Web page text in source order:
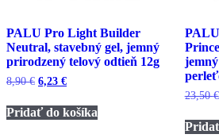
PALU Pro Light Builder
Neutral, stavebný gel, jemný
prirodzený telový odtieň 12g
8,90€ Pôvodná
bola:
8,90 €.
6,23 €Aktuálna
je:
6,23 €.
Pridať do košíka
23,50€